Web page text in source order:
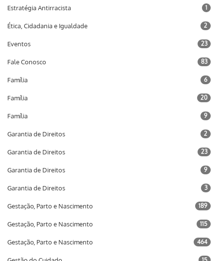
Estratégia Antirracista 1
Ética, Cidadania e Igualdade 2
Eventos 23
Fale Conosco 83
Família 6
Família 20
Família 9
Garantia de Direitos 2
Garantia de Direitos 23
Garantia de Direitos 9
Garantia de Direitos 3
Gestação, Parto e Nascimento 189
Gestação, Parto e Nascimento 115
Gestação, Parto e Nascimento 464